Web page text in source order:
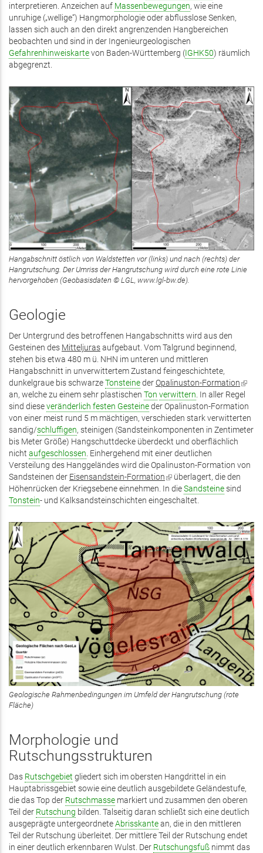
interpretieren. Anzeichen auf Massenbewegungen, wie eine
unruhige („wellige“) Hangmorphologie oder abflusslose Senken,
lassen sich auch an den direkt angrenzenden Hangbereichen
beobachten und sind in der Ingenieurgeologischen
Gefahrenhinweiskartevon Baden-Württemberg (IGHK50) räumlich
abgegrenzt.
Hangabschnitt östlich von Waldstetten vor (links) und nach (rechts) der
Hangrutschung. Der Umriss der Hangrutschung wird durch eine rote Linie
hervorgehoben (Geobasisdaten © LGL, www.lgl-bw.de).
Geologie
Der Untergrund des betroffenen Hangabschnitts wird aus den
Gesteinen des Mitteljurasaufgebaut. Vom Talgrund beginnend,
stehen bis etwa 480 m ü. NHN im unteren und mittleren
Hangabschnitt in unverwittertem Zustand feingeschichtete,
dunkelgraue bis schwarzeTonsteinederOpalinuston-Formation(Link
ist
an, welche zu einem sehr plastischen Ton verwittern. In aller Regel
sind dieseveränderlich festen Gesteineder Opalinuston-Formation
von einer meist rund 5 m mächtigen, verschieden stark verwitterten
sandig/schluffigen, steinigen (Sandsteinkomponenten in Zentimeter
bis Meter Größe) Hangschuttdecke überdeckt und oberflächlich
nicht aufgeschlossen. Einhergehend mit einer deutlichen
Versteilung des Hanggeländes wird die Opalinuston-Formation von
Sandsteinen der Eisensandstein-Formation(Link
ist
extern)
überlagert, die den
Höhenrücken der Kriegsebene einnehmen. In dieSandsteinesind
Tonstein- und Kalksandsteinschichten eingeschaltet.
Geologische Rahmenbedingungen im Umfeld der Hangrutschung (rote
Fläche)
Morphologie und
Rutschungsstrukturen
Das Rutschgebiet gliedert sich im obersten Hangdrittel in ein
Hauptabrissgebiet sowie eine deutlich ausgebildete Geländestufe,
die das Top der Rutschmasse markiert und zusammen den oberen
Teil der Rutschung bilden. Talseitig daran schließt sich eine deutlich
ausgeprägte untergeordneteAbrisskantean, die in den mittleren
Teil der Rutschung überleitet. Der mittlere Teil der Rutschung endet
in einer deutlich erkennbaren Wulst. Der Rutschungsfuß nimmt das